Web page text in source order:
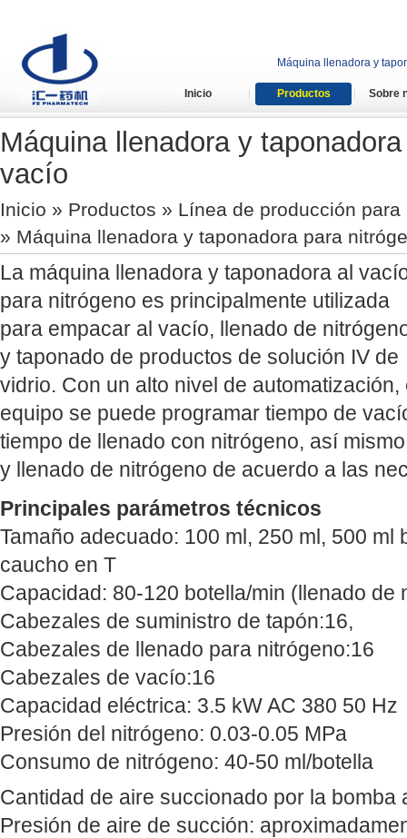
Máquina llenadora y
Inicio Productos Sobre
Máquina llenadora y
vacío
Inicio » Productos » Línea de producción
» Máquina llenadora y taponadora para
La máquina llenadora y taponadora al
para nitrógeno es principalmente utilizada
para empacar al vacío, llenado de
y taponado de productos de solución IV de
vidrio. Con un alto nivel de automatización,
equipo se puede programar tiempo de
tiempo de llenado con nitrógeno, así
y llenado de nitrógeno de acuerdo a las
Principales parámetros técnicos
Tamaño adecuado: 100 ml, 250 ml, 500 ml
caucho en T
Capacidad: 80-120 botella/min (llenado de
Cabezales de suministro de tapón:16,
Cabezales de llenado para nitrógeno:16
Cabezales de vacío:16
Capacidad eléctrica: 3.5 kW AC 380 50 Hz
Presión del nitrógeno: 0.03-0.05 MPa
Consumo de nitrógeno: 40-50 ml/botella
Cantidad de aire succionado por la bomba
Presión de aire de succión: